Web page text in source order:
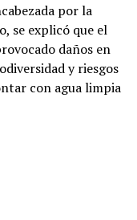
por la
se explicó que el
daños en
y riesgos
con agua limpia